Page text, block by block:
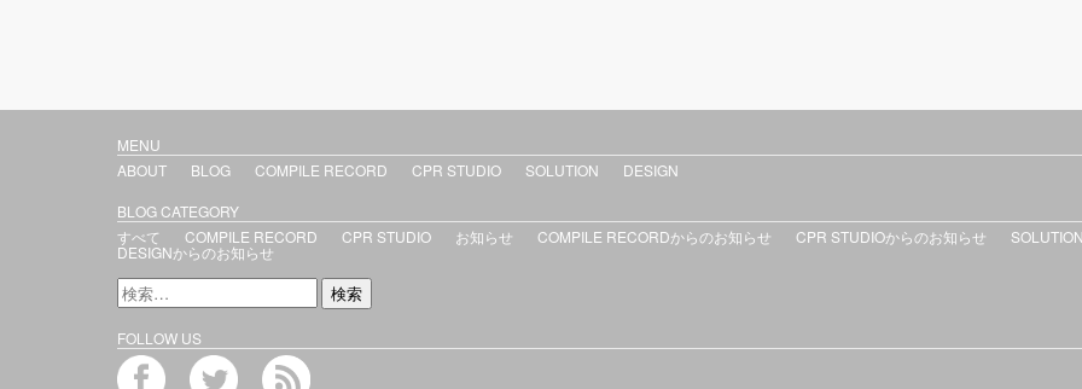
MENU
ABOUT
BLOG COMPILE RECORD CPR STUDIO SOLUTION
DESIGN
BLOG CATEGORY
すべて
COMPILE RECORD CPR STUDIO お知らせ COMPILE RECORDからのお知らせ CPR STUDIOからのお知らせ SOLUTION
DESIGNからのお知らせ
FOLLOW US